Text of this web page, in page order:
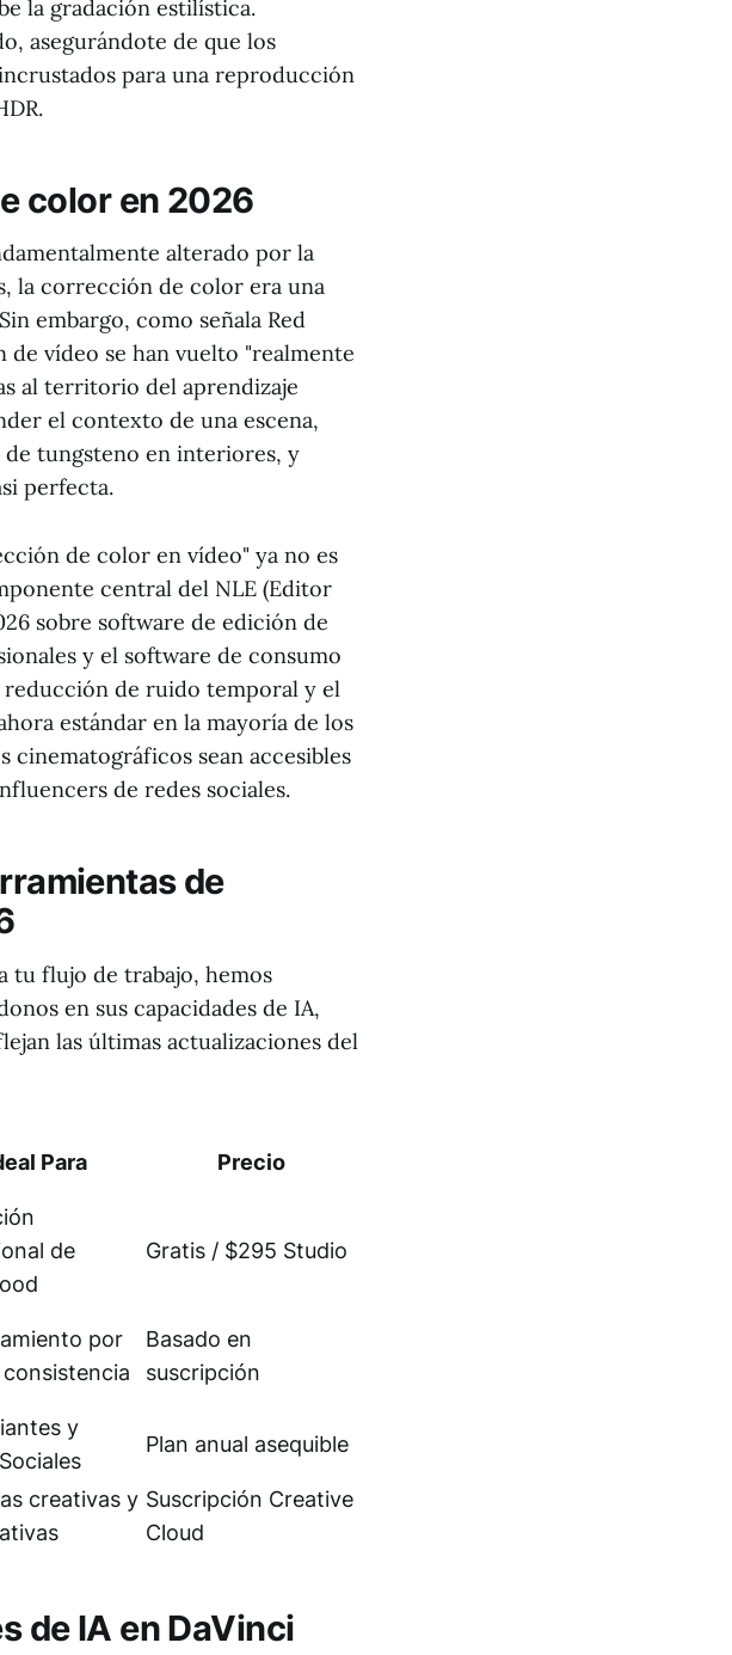
la gradación estilística.
asegurándote de que los
para una reproducción
color en 2026
alterado por la
la corrección de color era una
embargo, como señala Red
de vídeo se han vuelto "realmente
al territorio del aprendizaje
el contexto de una escena,
tungsteno en interiores, y
perfecta.
de color en vídeo" ya no es
central del NLE (Editor
sobre software de edición de
y el software de consumo
reducción de ruido temporal y el
estándar en la mayoría de los
cinematográficos sean accesibles
de redes sociales.
de
tu flujo de trabajo, hemos
en sus capacidades de IA,
las últimas actualizaciones del
Para Precio
de
Gratis / $295 Studio
por
Basado en
suscripción
y
Plan anual asequible
creativas y Suscripción Creative
Cloud
de IA en DaVinci